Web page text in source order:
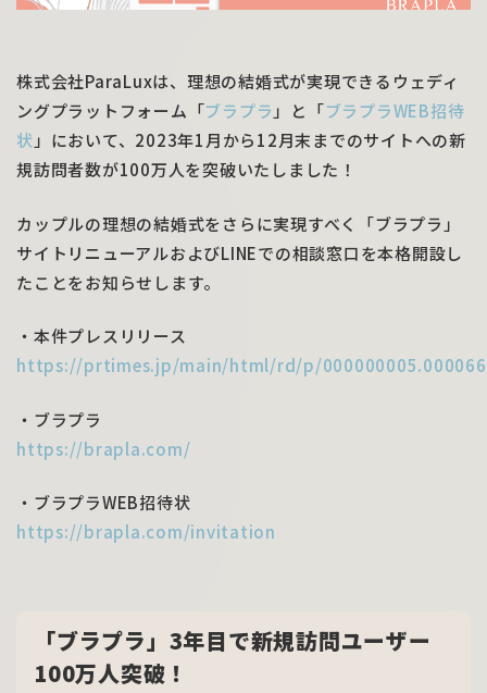
株式会社ParaLuxは、理想の結婚式が実現できるウェディ
ングプラットフォーム「ブラプラ」と「ブラプラWEB招待
状」において、2023年1月から12月末までのサイトへの新
規訪問者数が100万人を突破いたしました！
カップルの理想の結婚式をさらに実現すべく「ブラプラ」
サイトリニューアルおよびLINEでの相談窓口を本格開設し
たことをお知らせします。
・本件プレスリリース
https://prtimes.jp/main/html/rd/p/
・ブラプラ
https://brapla.com/
・ブラプラWEB招待状
https://brapla.com/invitation
「ブラプラ」3年目で新規訪問ユーザー
100万人突破！